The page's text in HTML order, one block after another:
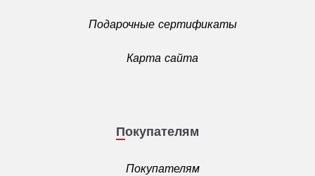
Подарочные сертификаты
Карта сайта
Покупателям
Покупателям